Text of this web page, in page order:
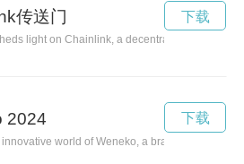
传送门
light on Chainlink, a decentralized oracle
下载
2024
innovative world of Weneko, a brand that
下载